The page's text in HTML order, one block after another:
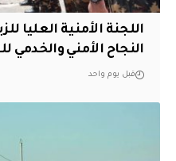
اللجنة الأمنية العليا
النجاح الأمني والخدمي
قبل يوم واحد